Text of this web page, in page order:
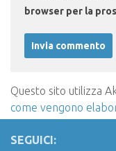
browser per la
Questo sito utilizza
come vengono
SEGUICI: